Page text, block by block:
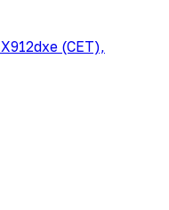
(CET),